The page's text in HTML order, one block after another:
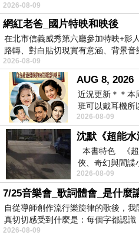
↓↓↓限量特優價格按鈕↓↓↓
2026-08-09
網紅老爸_國片特映和映後
在北市信義威秀第六廳參加特映+影
路轉、對白貼切現實有意涵、背景
糊、
2026-08-09
AUG 8, 2026
近況更新＊＊本
班可以戴耳機所
定哪天但就是一
2026-08-09
本書特色 《超
俠、奇幻與間諜
滸》系列第四部
2026-08-09
7/25音樂會_歌詞體會_是什麼
自從導師創作流行樂旋律的歌後，
真切切感受到什麼是：每個字都認
2026-08-09